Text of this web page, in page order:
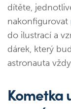
dítěte,
nakonfigurovat
do ilustrací a
dárek, který
astronauta
Kometka